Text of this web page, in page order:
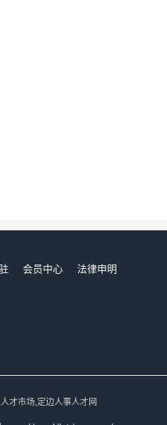
会员中心
法律申明
才市场,定边人事人才网